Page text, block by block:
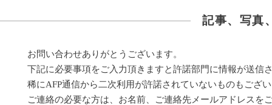
記事、写真
お問い合わせありがとうございます。
下記に必要事項をご入力頂きますと許諾部門に情報が送信
稀にAFP通信から二次利用が許諾されていないものもござ
ご連絡の必要な方は、お名前、ご連絡先メールアドレスを